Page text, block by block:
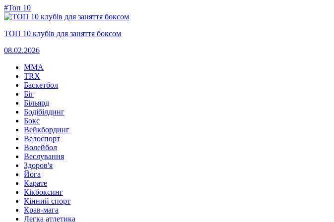
#Топ 10
ТОП 10 клубів для заняття боксом
08.02.2026
MMA
TRX
Баскетбол
Біг
Більярд
Бодібілдинг
Бокс
Вейкбординг
Велоспорт
Волейбол
Веслування
Здоров'я
Йога
Карате
Кікбоксинг
Кінний спорт
Крав-мага
Легка атлетика